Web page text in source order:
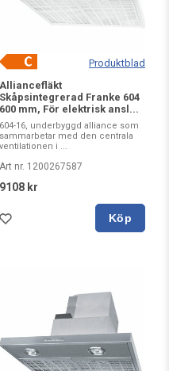
Produktblad
Alliancefläkt
Skåpsintegrerad Franke 604
600 mm, För elektrisk ansl...
604-16, underbyggd alliance som
sammarbetar med den centrala
ventilationen i ...
Art nr. 1200267587
9108 kr
Köp